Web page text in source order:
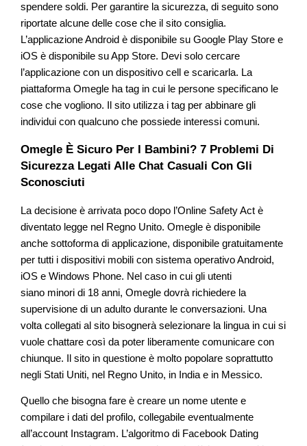
spendere soldi. Per garantire la sicurezza, di seguito sono
riportate alcune delle cose che il sito consiglia.
L’applicazione Android è disponibile su Google Play Store e
iOS è disponibile su App Store. Devi solo cercare
l’applicazione con un dispositivo cell e scaricarla. La
piattaforma Omegle ha tag in cui le persone specificano le
cose che vogliono. Il sito utilizza i tag per abbinare gli
individui con qualcuno che possiede interessi comuni.
Omegle È Sicuro Per I Bambini? 7 Problemi Di
Sicurezza Legati Alle Chat Casuali Con Gli
Sconosciuti
La decisione è arrivata poco dopo l’Online Safety Act è
diventato legge nel Regno Unito. Omegle è disponibile
anche sottoforma di applicazione, disponibile gratuitamente
per tutti i dispositivi mobili con sistema operativo Android,
iOS e Windows Phone. Nel caso in cui gli utenti
siano minori di 18 anni, Omegle dovrà richiedere la
supervisione di un adulto durante le conversazioni. Una
volta collegati al sito bisognerà selezionare la lingua in cui si
vuole chattare così da poter liberamente comunicare con
chiunque. Il sito in questione è molto popolare soprattutto
negli Stati Uniti, nel Regno Unito, in India e in Messico.
Quello che bisogna fare è creare un nome utente e
compilare i dati del profilo, collegabile eventualmente
all’account Instagram. L’algoritmo di Facebook Dating